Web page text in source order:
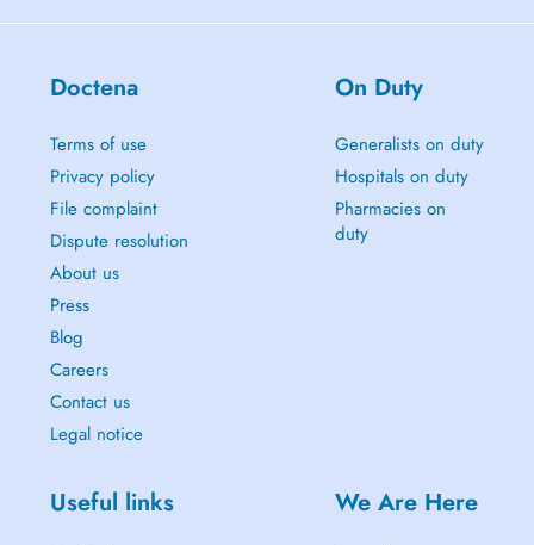
Doctena
Terms of use
Privacy policy
File complaint
Dispute resolution
About us
Press
Blog
Careers
Contact us
Legal notice
On Duty
Generalists on duty
Hospitals on duty
Pharmacies on
duty
Useful links We Are Here